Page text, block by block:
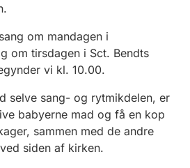
om mandagen i
om tirsdagen i Sct. Bendts
vi kl. 10.00.
selve sang- og rytmikdelen, er
babyerne mad og få en kop
sammen med de andre
siden af kirken.